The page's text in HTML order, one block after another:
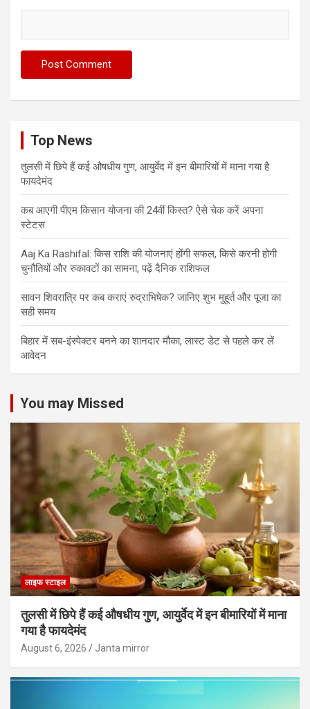
Top News
तुलसी में छिपे हैं कई औषधीय गुण, आयुर्वेद में इन बीमारियों में माना गया है
फायदेमंद
कब आएगी पीएम किसान योजना की 24वीं किस्त? ऐसे चेक करें अपना
स्टेटस
Aaj Ka Rashifal: किस राशि की योजनाएं होंगी सफल, किसे करनी होगी
चुनौतियों और रुकावटों का सामना, पढ़ें दैनिक राशिफल
सावन शिवरात्रि पर कब कराएं रुद्राभिषेक? जानिए शुभ मुहूर्त और पूजा का
सही समय
बिहार में सब-इंस्पेक्टर बनने का शानदार मौका, लास्ट डेट से पहले कर लें
आवेदन
You may Missed
लाइफ स्टाइल
तुलसी में छिपे हैं कई औषधीय गुण, आयुर्वेद में इन बीमारियों में माना
गया है फायदेमंद
August 6, 2026 Janta mirror